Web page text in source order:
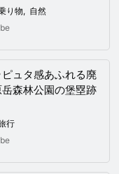
介！
り物
自然
ュタ感あふれる廃
森林公園の堡塁跡
行